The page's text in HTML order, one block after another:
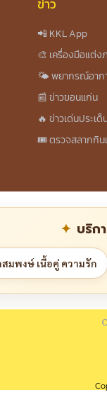
📲 KKL App
🎨 เครื่องมือแต่ง
🌤️ พยากรณ์อาก
📰 ข่าวขอนแก่น
🔥 ข่าวเด่นประเ
🎟️ ตรวจสลากกิน
บริก
สมพงษ์ เนื้อคู่ ความรัก